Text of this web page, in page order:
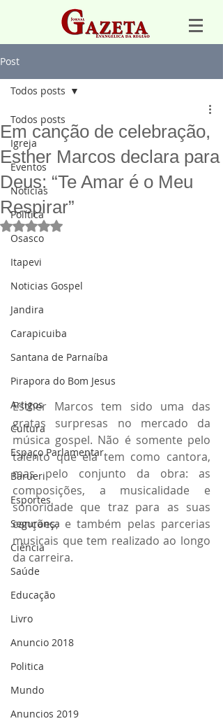
Post
Todos posts
Igreja
Eventos
Notícias
Política
Osasco
Itapevi
Noticias Gospel
Jandira
Carapicuiba
Santana de Parnaíba
Pirapora do Bom Jesus
Artigos
Cultura
Espaço Parlamentar
Barueri
Esportes
Segurança
Ciência
Saúde
Educação
Livro
Anuncio 2018
Politica
Mundo
Anuncios 2019
Todos posts
Em canção de celebração,
Esther Marcos declara para
Deus: “Te Amar é o Meu
Respirar”
Avaliado com NaN de 5 estrelas.
Esther Marcos tem sido uma das
gratas surpresas no mercado da
música gospel. Não é somente pelo
talento que ela tem como cantora,
mas pelo conjunto da obra: as
composições, a musicalidade e
sonoridade que traz para as suas
canções, e também pelas parcerias
musicais que tem realizado ao longo
da carreira.